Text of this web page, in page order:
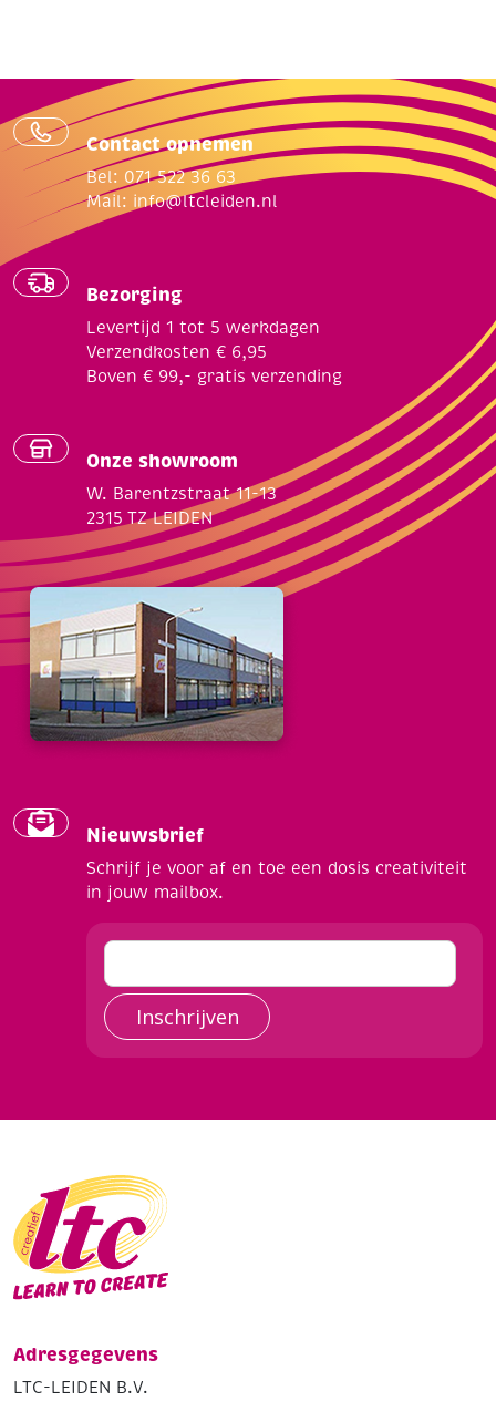
Contact opnemen
Bel: 071 522 36 63
Mail: info@ltcleiden.nl
Bezorging
Levertijd 1 tot 5 werkdagen
Verzendkosten € 6,95
Boven € 99,- gratis verzending
Onze showroom
W. Barentzstraat 11-13
2315 TZ LEIDEN
Nieuwsbrief
Schrijf je voor af en toe een dosis creativiteit
in jouw mailbox.
Inschrijven
Adresgegevens
LTC-LEIDEN B.V.